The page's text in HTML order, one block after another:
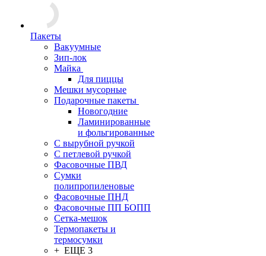
Пакеты
Вакуумные
Зип-лок
Майка
Для пиццы
Мешки мусорные
Подарочные пакеты
Новогодние
Ламинированные
и фольгированные
С вырубной ручкой
С петлевой ручкой
Фасовочные ПВД
Сумки
полипропиленовые
Фасовочные ПНД
Фасовочные ПП БОПП
Сетка-мешок
Термопакеты и
термосумки
+ ЕЩЕ 3